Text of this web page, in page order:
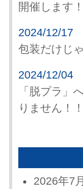
開催します！
2024/12/17
包装だけじ
2024/12/04
「脱プラ」
りません！！
2026年7月